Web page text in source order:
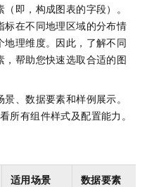
即，构成图表的字段）。
在不同地理区域的分布情
理维度。因此，了解不同
帮助您快速选取合适的图
、数据要素和样例展示。
所有组件样式及配置能力。
适用场景 数据要素